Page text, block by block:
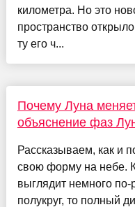
километра. Но это
пространство
ту его ч...
Почему Луна
объяснение фаз
Рассказываем, как и
свою форму на небе.
выглядит немного по-
полукруг, то полный